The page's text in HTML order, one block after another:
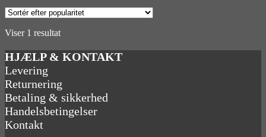
Viser 1 resultat
HJÆLP & KONTAKT
Levering
Returnering
Betaling & sikkerhed
Handelsbetingelser
Kontakt